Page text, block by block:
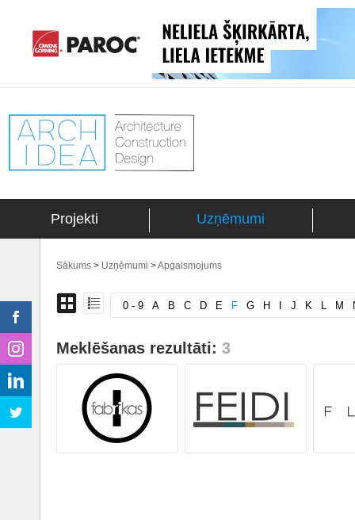
Projekti Uzņēmumi
Sākums > Uzņēmumi >Apgaismojums
0 - 9 A B C D E F G H J K L M
Meklēšanas rezultāti: 3